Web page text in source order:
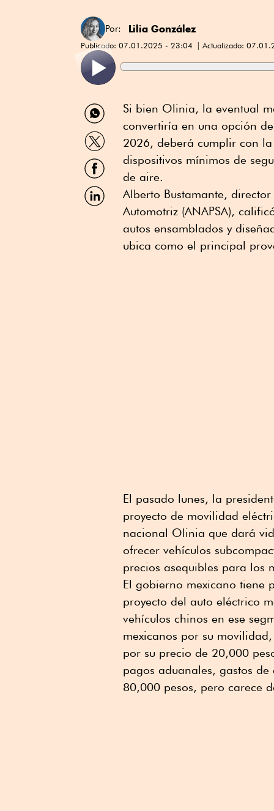
Por: Lilia González
Publicado: 07.01.2025 - 23:04 Actualizado:
Compartir
por
WhatsApp
Compartir
por
Twitter
Compartir
por
Facebook
Compartir
por
Si bien Olinia, la eventual
convertiría en una opción
2026, deberá cumplir con
dispositivos mínimos de
de aire.
Alberto Bustamante,
Automotriz (ANAPSA),
autos ensamblados y
ubica como el principal
El pasado lunes, la
proyecto de movilidad
nacional Olinia que dará
ofrecer vehículos
precios asequibles para los
El gobierno mexicano tiene
proyecto del auto eléctrico
vehículos chinos en ese
mexicanos por su
por su precio de 20,000
pagos aduanales, gastos
80,000 pesos, pero carece